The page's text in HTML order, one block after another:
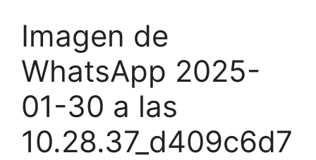
Imagen de
WhatsApp 2025-
01-30 a las
10.28.37_d409c6d7